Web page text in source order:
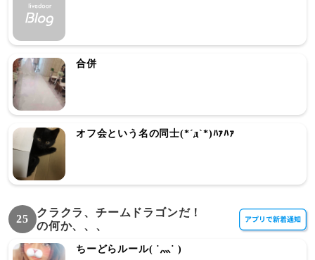
合併
オフ会という名の同士(*´д`*)ﾊｧﾊｧ
25
クラクラ、チームドラゴンだ！
の何か、、、
ちーどらルール( ˙灬˙ )